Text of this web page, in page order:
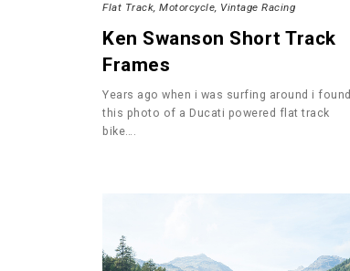
Flat Track Motorcycle Vintage Racing
Ken Swanson Short Track
Frames
Years ago when i was surfing around i found
this photo of a Ducati powered flat track
bike….